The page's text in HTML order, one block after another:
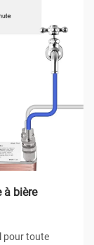
à bière
pour toute